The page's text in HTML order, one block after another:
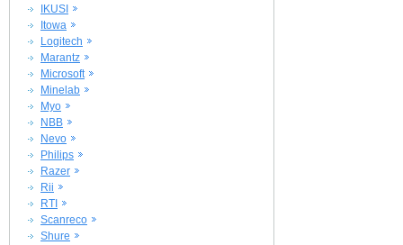
IKUSI
Itowa
Logitech
Marantz
Microsoft
Minelab
Myo
NBB
Nevo
Philips
Razer
Rii
RTI
Scanreco
Shure